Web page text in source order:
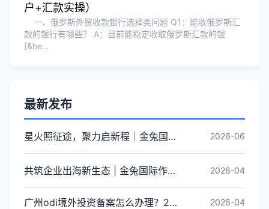
户+汇款实操）
一、俄罗斯外贸收款银行选择类问题 Q1：能收俄罗斯汇
款的银行有哪些？ A：目前能稳定收取俄罗斯汇款的银
[&he…
最新发布
星火照征途，聚力启新程｜金兔国际井冈山红色研学团建圆满收官 2026-06
共筑企业出海新生态 | 金兔国际作为代表单位亮相宝安区出海服务中心揭牌仪式 2026-04
广州odi境外投资备案怎么办理？2026年最新流程详解 2026-04